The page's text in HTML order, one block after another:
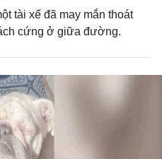
tài xế đã may mắn thoát
cứng ở giữa đường.